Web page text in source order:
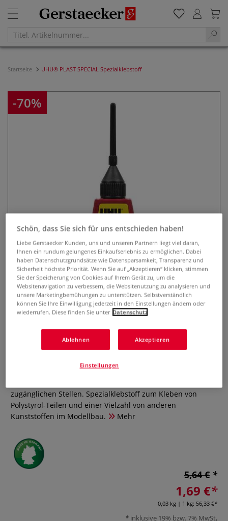
Startseite UHU® PLAST SPECIAL Spezialklebstoff
-70%
UHU® PLAST SPECIAL
Spezialklebstoff
0 Bewertungen
Mit Metallkanüle, besonders geeignet für sparsamen,
zugänglichen Stellen. Spezialklebstoff zum Kleben von
Polystyrol-Teilen und einer Vielzahl von anderen
Kunststoffen im Modellbau.
Mehr
5,64 €
1,69 €
0,03 kg | 1 kg: 56,33 €
inklusive 19% bzw. 7% MwSt,
Schön, dass Sie sich für uns entschieden haben!
Liebe Gerstaecker Kunden, uns und unseren Partnern liegt viel daran,
Ihnen ein rundum gelungenes Einkaufserlebnis zu ermöglichen. Dabei
haben Datenschutzgrundsätze wie Datensparsamkeit, Transparenz und
Sicherheit höchste Priorität. Wenn Sie auf „Akzeptieren“ klicken, stimmen
Sie der Speicherung von Cookies auf Ihrem Gerät zu, um die
Websitenavigation zu verbessern, die Websitenutzung zu analysieren und
unsere Marketingbemühungen zu unterstützen. Selbstverständlich
können Sie Ihre Einwilligung jederzeit in den Einstellungen ändern oder
wiederrufen. Diese finden Sie unter Datenschutz
Ablehnen Akzeptieren
Einstellungen